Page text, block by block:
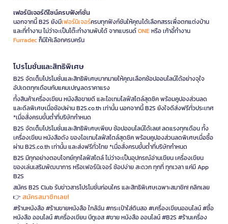
เฟอร์นิเจอร์ดีไซน์ครบฟังก์ชั่น
นอกจากนี้ B2S ยังมีเฟอร์นิเจอร์ครบทุกฟังก์ชันให้คุณได้เลือกสรรเพื่อตกแต่งบ้าน
และที่ทำงาน ไม่ว่าจะเป็นโต๊ะทำงานพับได้ จากแบรนด์ONEหรือ เก้าอี้ทำงาน
Furradecก็มีให้เลือกครบครัน
โปรโมชั่นและสิทธิพิเศษ
B2S จัดเต็มโปรโมชั่นและสิทธิพิเศษมากมายให้คุณเลือกช้อปออนไลน์ได้อย่างจุใจ
อัปเดตทุกเดือนกับแคมเปญลดราคาแรง
ทั้งสินค้าเครื่องเขียน หนังสือขายดี และไอเทมไลฟ์สไตล์สุดชิค พร้อมคูปองส่วนลด
และดีลพิเศษเมื่อช้อปผ่าน B2S.co.th เท่านั้น นอกจากนี้ B2S ยังใจดีส่งฟรีทั่วประเทศ
*เมื่อสั่งครบขั้นต่ำที่บริษัทกำหนด
B2S จัดเต็มโปรโมชั่นและสิทธิพิเศษเพียบ ช้อปออนไลน์ได้เลย! ลดแรงทุกเดือน ทั้ง
เครื่องเขียน หนังสือดัง ของไอเทมไลฟ์สไตล์สุดชิค พร้อมคูปองส่วนลดพิเศษเมื่อซื้อ
ผ่าน B2S.co.th เท่านั้น และส่งฟรีทั่วไทย *เมื่อสั่งครบขั้นต่ำที่บริษัทกำหนด
B2S มีทุกอย่างตอบโจทย์ทุกไลฟ์สไตล์ ไม่ว่าจะเป็นอุปกรณ์อ่านเขียน เครื่องเขียน
ของเล่นเสริมพัฒนาการ หรือเฟอร์นิเจอร์ ช้อปง่าย สะดวก ทุกที่ ทุกเวลา แค่มี App
B2S
สมัคร B2S Club รับข่าวสารโปรโมชั่นก่อนใคร และสิทธิพิเศษเฉพาะสมาชิก! คลิกเลย
👉 สมัครสมาชิกเลย!
#ร้านหนังสือ #ร้านขายหนังสือ ใกล้ฉัน #กระเป๋าใส่ดินสอ #เครื่องเขียนออนไลน์ #ซื้อ
หนังสือ ออนไลน์ #เครื่องเขียน บีทูเอส #ขาย หนังสือ ออนไลน์ #B2S #ร้านเครื่อง